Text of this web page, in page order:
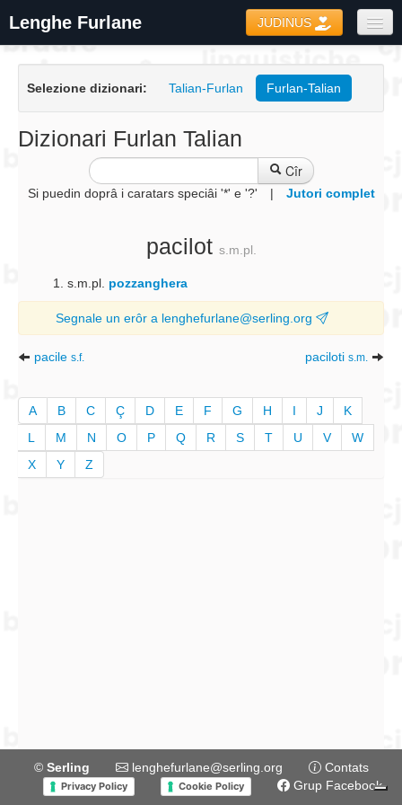
Lenghe Furlane JUDINUS
Formari
Coretôr Ortografic
Informazions
Selezione dizionari: Talian-Furlan Furlan-Talian
Dizionari Furlan Talian
Cîr
Si puedin doprâ i caratars speciâi '*' e '?' | Jutori complet
pacilot s.m.pl.
s.m.pl. pozzanghera
Segnale un erôr a lenghefurlane@serling.org
pacile s.f. paciloti s.m.
A B C Ç D E F G H I J
K
L
M N O P Q R S T U V
W
X
Y Z
© Serling lenghefurlane@serling.org Contats
Privacy Policy Cookie Policy Grup Facebook